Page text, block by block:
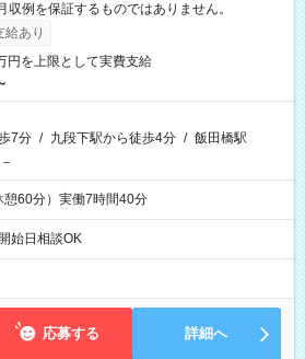
例を保証するものではありません。
給あり
円を上限として実費支給
7分 / 九段下駅から徒歩4分 / 飯田橋駅
60分）実働7時間40分
日相談OK
応募する 詳細へ